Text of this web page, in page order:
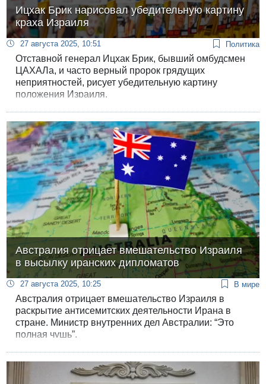
Ицхак Брик нарисовал убедительную картину
краха Израиля
27 августа 2025, 10:51 Политика
Отставной генерал Ицхак Брик, бывший омбудсмен
ЦАХАЛа, и часто верный пророк грядущих
неприятностей, рисует убедительную картину
положения Израиля.
Австралия отрицает вмешательство Израиля
в высылку иранских дипломатов
27 августа 2025, 10:25 В мире
Австралия отрицает вмешательство Израиля в
раскрытие антисемитских деятельности Ирана в
стране. Министр внутренних дел Австралии: “Это
полная чушь”.